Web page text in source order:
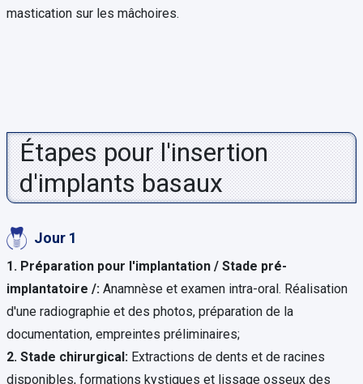
mastication sur les mâchoires.
Étapes pour l'insertion
d'implants basaux
Jour 1
1. Préparation pour l'implantation / Stade pré-
implantatoire /: Anamnèse et examen intra-oral. Réalisation
d'une radiographie et des photos, préparation de la
documentation, empreintes préliminaires;
2. Stade chirurgical: Extractions de dents et de racines
disponibles, formations kystiques et lissage osseux des